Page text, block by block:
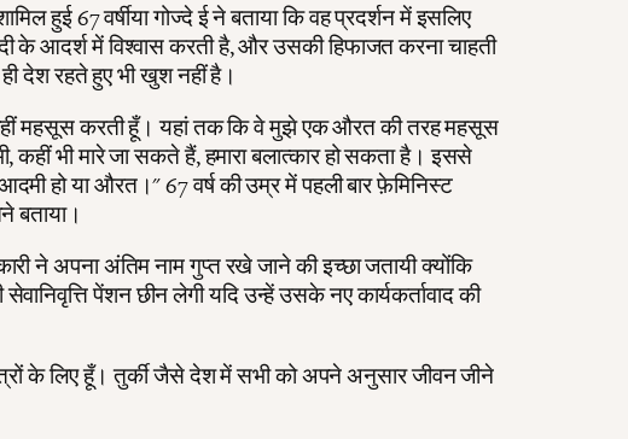
हुई 67 वर्षीया गोज्दे ई ने बताया कि वह प्रदर्शन में इसलिए
के आदर्श में विश्वास करती है, और उसकी हिफाजत करना चाहती
देश रहते हुए भी खुश नहीं है।
महसूस करती हूँ। यहां तक कि वे मुझे एक औरत की तरह महसूस
कहीं भी मारे जा सकते हैं, हमारा बलात्कार हो सकता है। इससे
हो या औरत।" 67 वर्ष की उम्र में पहली बार फ़ेमिनिस्ट
बताया।
ने अपना अंतिम नाम गुप्त रखे जाने की इच्छा जतायी क्योंकि
पेंशन छीन लेगी यदि उन्हें उसके नए कार्यकर्तावाद की
के लिए हूँ। तुर्की जैसे देश में सभी को अपने अनुसार जीवन जीने